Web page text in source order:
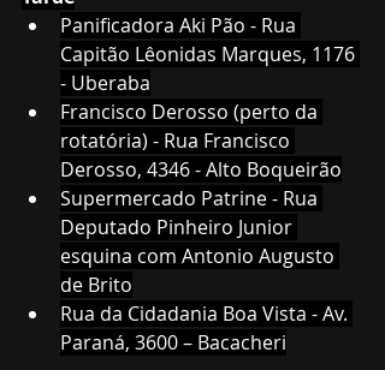
Panificadora Aki Pão - Rua
Capitão Lêonidas Marques, 1176
- Uberaba
Francisco Derosso (perto da
rotatória) - Rua Francisco
Derosso, 4346 - Alto Boqueirão
Supermercado Patrine - Rua
Deputado Pinheiro Junior
esquina com Antonio Augusto
de Brito
Rua da Cidadania Boa Vista - Av.
Paraná, 3600 – Bacacheri